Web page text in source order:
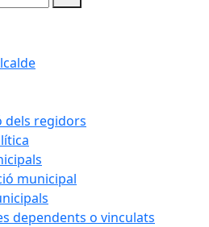
dels regidors
municipal
dependents o vinculats